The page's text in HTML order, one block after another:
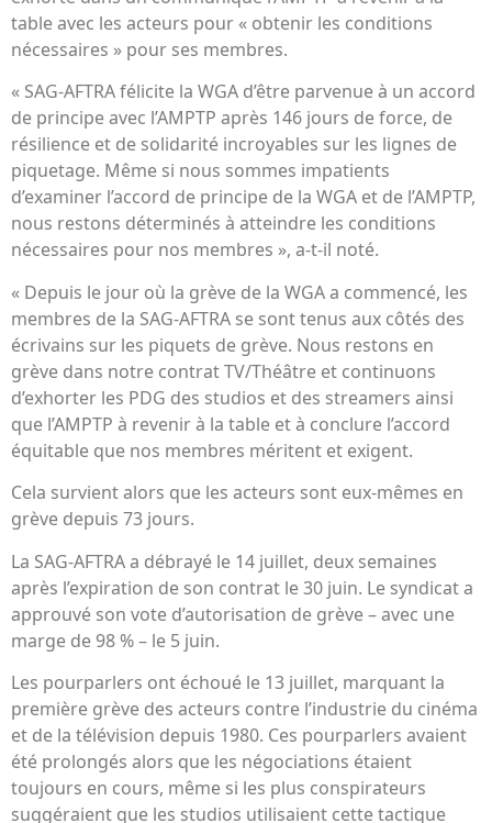
table avec les acteurs pour « obtenir les conditions
nécessaires » pour ses membres.
« SAG-AFTRA félicite la WGA d’être parvenue à un accord
de principe avec l’AMPTP après 146 jours de force, de
résilience et de solidarité incroyables sur les lignes de
piquetage. Même si nous sommes impatients
d’examiner l’accord de principe de la WGA et de l’AMPTP,
nous restons déterminés à atteindre les conditions
nécessaires pour nos membres », a-t-il noté.
« Depuis le jour où la grève de la WGA a commencé, les
membres de la SAG-AFTRA se sont tenus aux côtés des
écrivains sur les piquets de grève. Nous restons en
grève dans notre contrat TV/Théâtre et continuons
d’exhorter les PDG des studios et des streamers ainsi
que l’AMPTP à revenir à la table et à conclure l’accord
équitable que nos membres méritent et exigent.
Cela survient alors que les acteurs sont eux-mêmes en
grève depuis 73 jours.
La SAG-AFTRA a débrayé le 14 juillet, deux semaines
après l’expiration de son contrat le 30 juin. Le syndicat a
approuvé son vote d’autorisation de grève – avec une
marge de 98 % – le 5 juin.
Les pourparlers ont échoué le 13 juillet, marquant la
première grève des acteurs contre l’industrie du cinéma
et de la télévision depuis 1980. Ces pourparlers avaient
été prolongés alors que les négociations étaient
toujours en cours, même si les plus conspirateurs
suggéraient que les studios utilisaient cette tactique